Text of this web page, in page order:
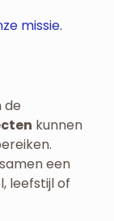
missie.
de
kunnen
een
leefstijl of